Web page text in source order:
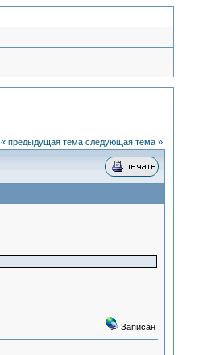
« предыдущая тема следующая тема »
Записан